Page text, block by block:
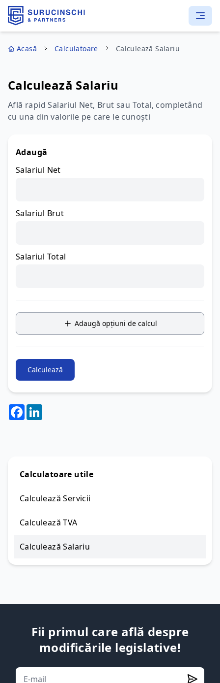
Acasă Calculatoare Calculează Salariu
Calculatoare utile
Calculează Servicii
Calculează TVA
Calculează Salariu
Calculează Salariu
Află rapid Salariul Net, Brut sau Total, completând
cu una din valorile pe care le cunoști
Adaugă
Salariul Net
Salariul Brut
Salariul Total
Adaugă opțiuni de calcul
Calculează
Facebook
Fii primul care află despre
modificările legislative!